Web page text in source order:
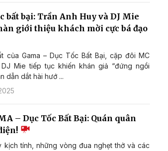
bất bại: Trần Anh Huy và DJ Mie
giới thiệu khách mời cực bá đạo
của Gama – Dục Tốc Bất Bại, cặp đôi MC
Mie tiếp tục khiến khán giả “đứng ngồi
dẫn dắt hài hướ ...
– Dục Tốc Bất Bại: Quán quân
kịch tính, những vòng đua nghẹt thở và các